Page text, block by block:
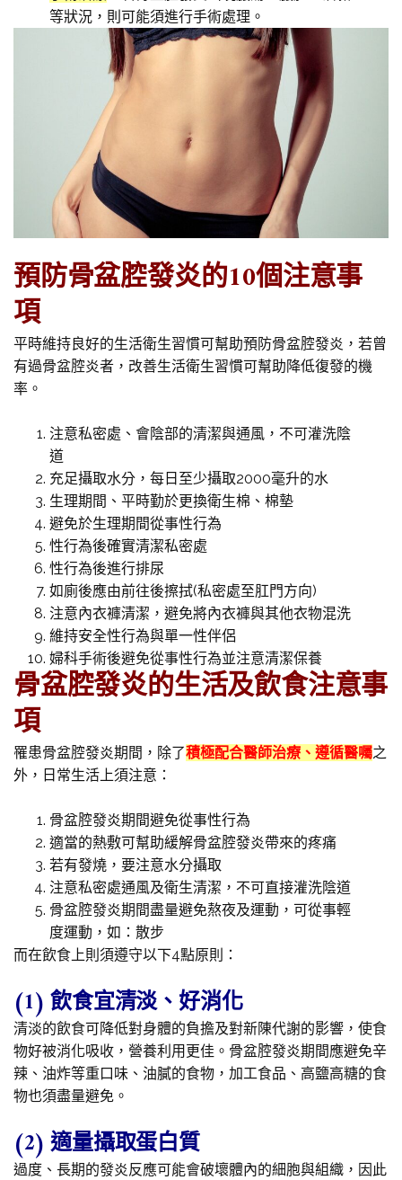
等狀況，則可能須進行手術處理。
預防骨盆腔發炎的10個注意事
項
平時維持良好的生活衛生習慣可幫助預防骨盆腔發炎，若曾
有過骨盆腔炎者，改善生活衛生習慣可幫助降低復發的機
率。
注意私密處、會陰部的清潔與通風，不可灌洗陰
道
充足攝取水分，每日至少攝取2000毫升的水
生理期間、平時勤於更換衛生棉、棉墊
避免於生理期間從事性行為
性行為後確實清潔私密處
性行為後進行排尿
如廁後應由前往後擦拭(私密處至肛門方向)
注意內衣褲清潔，避免將內衣褲與其他衣物混洗
維持安全性行為與單一性伴侶
婦科手術後避免從事性行為並注意清潔保養
骨盆腔發炎的生活及飲食注意事
項
罹患骨盆腔發炎期間，除了積極配合醫師治療、遵循醫囑之
外，日常生活上須注意：
骨盆腔發炎期間避免從事性行為
適當的熱敷可幫助緩解骨盆腔發炎帶來的疼痛
若有發燒，要注意水分攝取
注意私密處通風及衛生清潔，不可直接灌洗陰道
骨盆腔發炎期間盡量避免熬夜及運動，可從事輕
度運動，如：散步
而在飲食上則須遵守以下4點原則：
(1) 飲食宜清淡、好消化
清淡的飲食可降低對身體的負擔及對新陳代謝的影響，使食
物好被消化吸收，營養利用更佳。骨盆腔發炎期間應避免辛
辣、油炸等重口味、油膩的食物，加工食品、高鹽高糖的食
物也須盡量避免。
(2) 適量攝取蛋白質
過度、長期的發炎反應可能會破壞體內的細胞與組織，因此